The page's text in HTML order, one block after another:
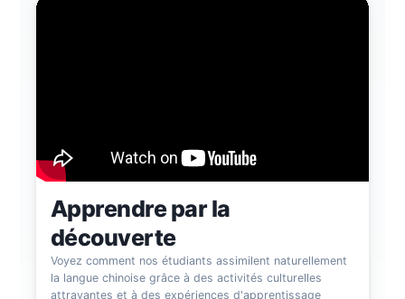
Apprendre par la
découverte
Voyez comment nos étudiants assimilent naturellement
la langue chinoise grâce à des activités culturelles
attrayantes et à des expériences d'apprentissage